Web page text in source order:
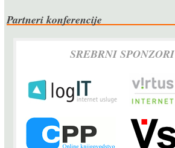
Partneri konferencije
SREBRNI SPONZORI